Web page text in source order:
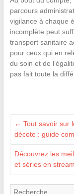
parcours
vigilance à chaque
incomplète peut
transport sanitaire
pour ceux qui en
du soin et de
pas fait toute la
← Tout savoir sur
décote : guide
Découvrez les
et séries en